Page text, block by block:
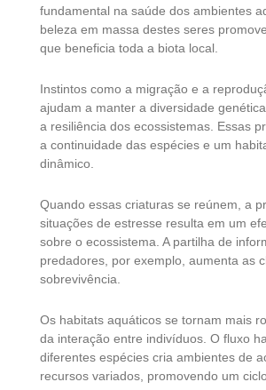
fundamental na saúde dos ambientes
beleza em massa destes seres
que beneficia toda a biota local.
Instintos como a migração e a
ajudam a manter a diversidade
a resiliência dos ecossistemas. Essas
a continuidade das espécies e um
dinâmico.
Quando essas criaturas se reúnem, a
situações de estresse resulta em um
sobre o ecossistema. A partilha de
predadores, por exemplo, aumenta as
sobrevivência.
Os habitats aquáticos se tornam mais
da interação entre indivíduos. O fluxo
diferentes espécies cria ambientes de
recursos variados, promovendo um